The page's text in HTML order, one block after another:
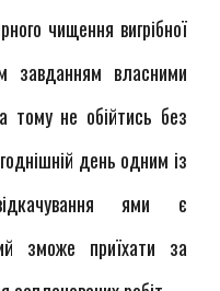
чищення вигрібної
завданням власними
тому не обійтись без
день одним із
ями є
зможе приїхати за